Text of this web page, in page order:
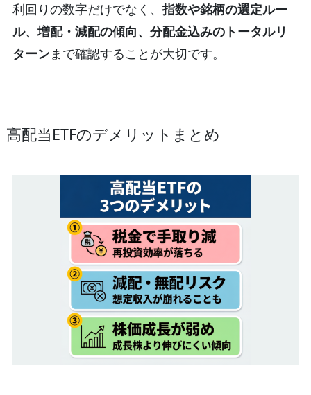
利回りの数字だけでなく、 指数や銘柄の選定ルー
ル、増配・減配の傾向、分配金込みのトータルリ
ターンまで確認することが大切です。
高配当ETFのデメリットまとめ